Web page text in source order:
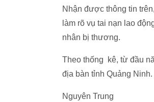
Nhận được thông tin
làm rõ vụ tai nạn lao
nhân bị thương.
Theo thống kê, từ đầu
địa bàn tỉnh Quảng Ninh.
Nguyên Trung